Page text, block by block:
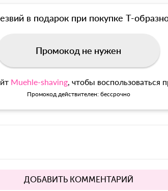
в подарок при покупке Т-
Промокод не нужен
Muehle-shaving, чтобы воспользоваться
Промокод действителен: бессрочно
ДОБАВИТЬ КОММЕНТАРИЙ